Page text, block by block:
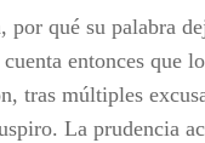
por qué su palabra
entonces que
tras múltiples
La prudencia